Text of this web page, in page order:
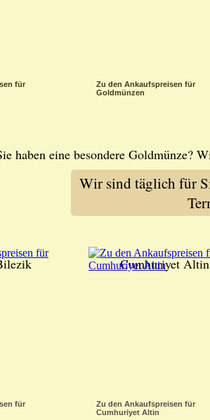
für
Zu den Ankaufspreisen für
Goldmünzen
haben eine besondere Goldmünze?
Wir sind täglich für
für
Cumhuriyet Altin
Zu den Ankaufspreisen für
Cumhuriyet Altin